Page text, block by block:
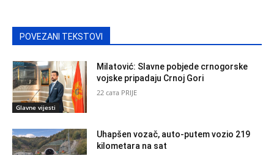
POVEZANI TEKSTOVI
Glavne vijesti
Milatović: Slavne pobjede crnogorske
vojske pripadaju Crnoj Gori
22 сата PRIJE
Uhapšen vozač, auto-putem vozio 219
kilometara na sat